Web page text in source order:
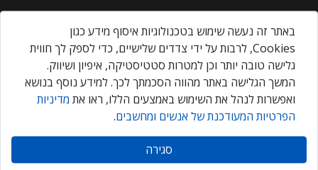
About Us
Privacy Policy
Contact Us
Our Events
אנשים ומחשבים © 2026 – כל הזכויות שמורות
באתר זה נעשה שימוש בטכנולוגיות איסוף מידע כגון
Cookies, לרבות על ידי צדדים שלישיים, כדי לספק לך חווית
גלישה טובה יותר וכן למטרות סטטיסטיקה, איפיון ושיווק.
המשך הגלישה באתר מהווה הסכמתך לכך. למידע נוסף בנושא
ואפשרות לנהל את השימוש באמצעים הללו, ראו את מדיניות
הפרטיות המעודכנת של אנשים ומחשבים.
סגירה